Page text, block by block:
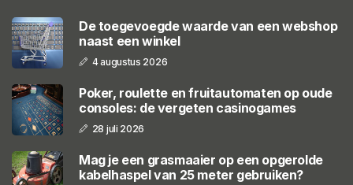
De toegevoegde waarde van een webshop
naast een winkel
4 augustus 2026
Poker, roulette en fruitautomaten op oude
consoles: de vergeten casinogames
28 juli 2026
Mag je een grasmaaier op een opgerolde
kabelhaspel van 25 meter gebruiken?